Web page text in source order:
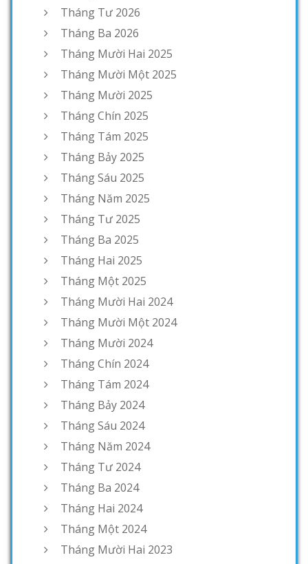
Tháng Tư 2026
Tháng Ba 2026
Tháng Mười Hai 2025
Tháng Mười Một 2025
Tháng Mười 2025
Tháng Chín 2025
Tháng Tám 2025
Tháng Bảy 2025
Tháng Sáu 2025
Tháng Năm 2025
Tháng Tư 2025
Tháng Ba 2025
Tháng Hai 2025
Tháng Một 2025
Tháng Mười Hai 2024
Tháng Mười Một 2024
Tháng Mười 2024
Tháng Chín 2024
Tháng Tám 2024
Tháng Bảy 2024
Tháng Sáu 2024
Tháng Năm 2024
Tháng Tư 2024
Tháng Ba 2024
Tháng Hai 2024
Tháng Một 2024
Tháng Mười Hai 2023